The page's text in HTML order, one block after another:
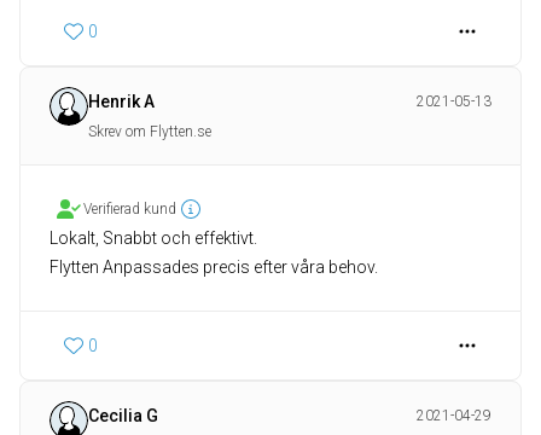
0
Henrik A
2021-05-13
Skrev om Flytten.se
Verifierad kund
Lokalt, Snabbt och effektivt.
Flytten Anpassades precis efter våra behov.
0
Cecilia G
2021-04-29